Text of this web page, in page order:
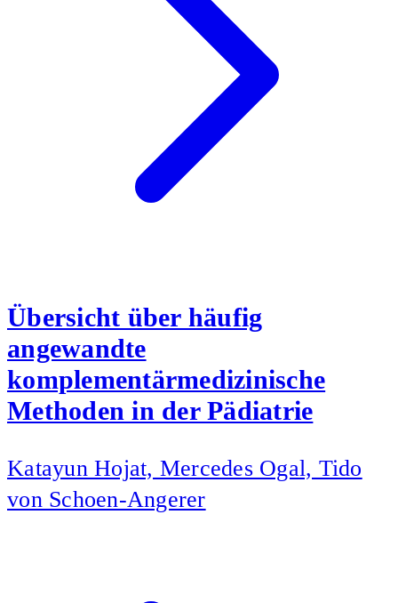
Übersicht über häufig
angewandte
komplementärmedizinische
Methoden in der Pädiatrie
Katayun Hojat, Mercedes Ogal, Tido
von Schoen-Angerer